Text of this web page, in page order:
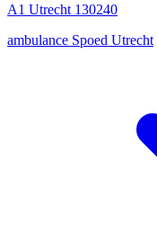
A1 Utrecht 130240
ambulance Spoed Utrecht